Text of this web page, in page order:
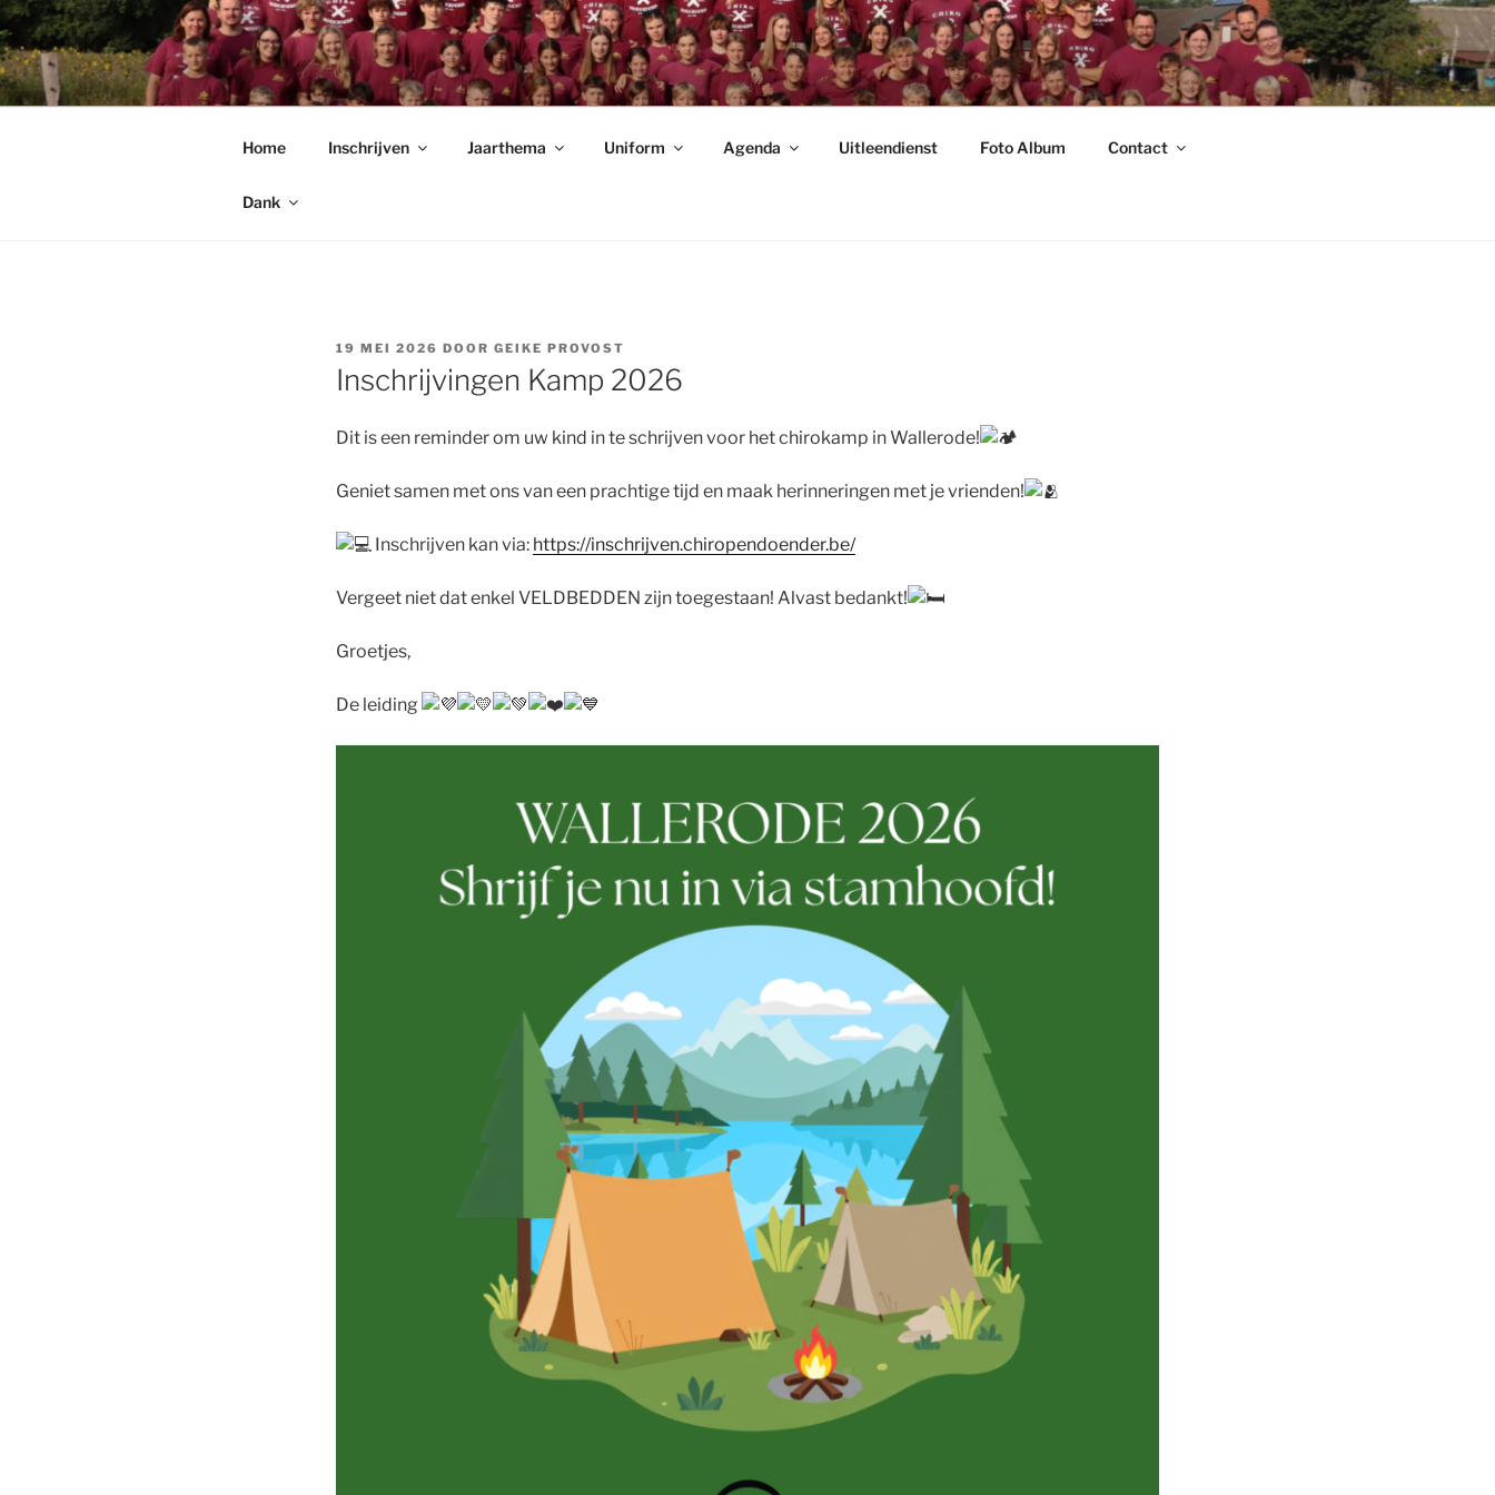
Spring
naar
de
inhoud
CHIRO PENDOENDER
Chiro Pendoender Rekkem
Home Inschrijven Jaarthema Uniform Agenda Uitleendienst Foto Album Contact
Dank
GEPLAATST
OP
19 MEI 2026 DOOR GEIKE PROVOST
Inschrijvingen Kamp 2026
Dit is een reminder om uw kind in te schrijven voor het chirokamp in Wallerode!
Geniet samen met ons van een prachtige tijd en maak herinneringen met je vrienden!
Inschrijven kan via: https://inschrijven.chiropendoender.be/
Vergeet niet dat enkel VELDBEDDEN zijn toegestaan! Alvast bedankt!
Groetjes,
De leiding